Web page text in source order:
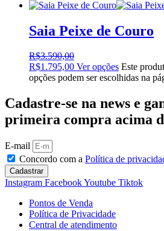
Saia Peixe de Couro
R$3.590,00
R$1.795,00 Ver opções Este
opções podem ser escolhidas na
Cadastre-se na news e
primeira compra acima
E-mail
Concordo com a Política de
Cadastrar
Instagram FacebookYoutube Tiktok
Pontos de Venda
Política de Privacidade
Central de atendimento